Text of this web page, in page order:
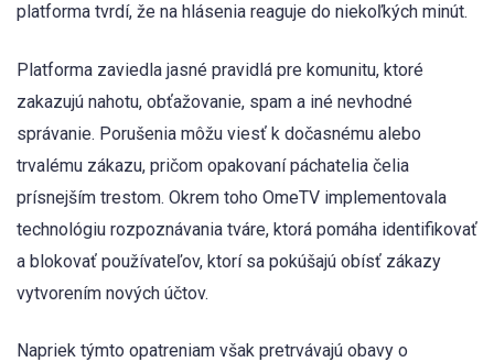
platforma tvrdí, že na hlásenia reaguje do niekoľkých minút.
Platforma zaviedla jasné pravidlá pre komunitu, ktoré
zakazujú nahotu, obťažovanie, spam a iné nevhodné
správanie. Porušenia môžu viesť k dočasnému alebo
trvalému zákazu, pričom opakovaní páchatelia čelia
prísnejším trestom. Okrem toho OmeTV implementovala
technológiu rozpoznávania tváre, ktorá pomáha identifikovať
a blokovať používateľov, ktorí sa pokúšajú obísť zákazy
vytvorením nových účtov.
Napriek týmto opatreniam však pretrvávajú obavy o